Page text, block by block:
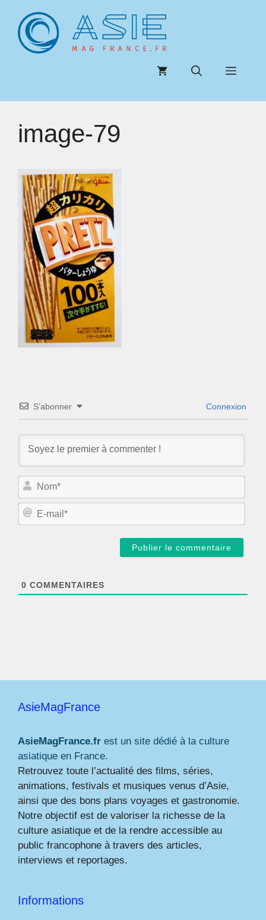
contenu
Menu
image-79
S’abonner Connexion
N
m
E
0 COMMENTAIRES
AsieMagFrance
AsieMagFrance.fr est un site dédié à la culture
asiatique en France.
Retrouvez toute l’actualité des films, séries,
animations, festivals et musiques venus d’Asie,
ainsi que des bons plans voyages et gastronomie.
Notre objectif est de valoriser la richesse de la
culture asiatique et de la rendre accessible au
public francophone à travers des articles,
interviews et reportages.
Informations